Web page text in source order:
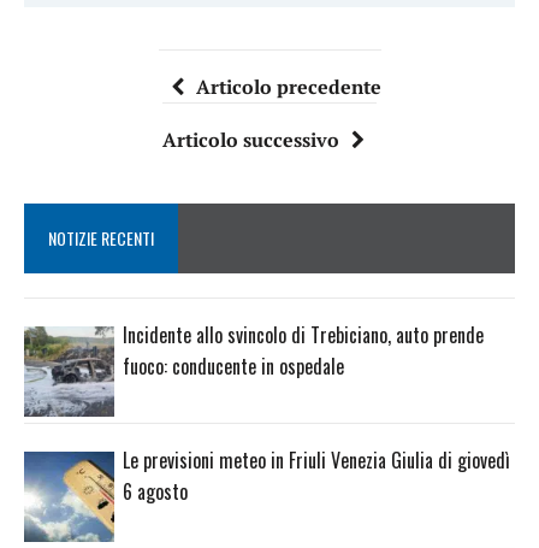
Articolo precedente
Articolo successivo
NOTIZIE RECENTI
Incidente allo svincolo di Trebiciano, auto prende
fuoco: conducente in ospedale
Le previsioni meteo in Friuli Venezia Giulia di giovedì
6 agosto